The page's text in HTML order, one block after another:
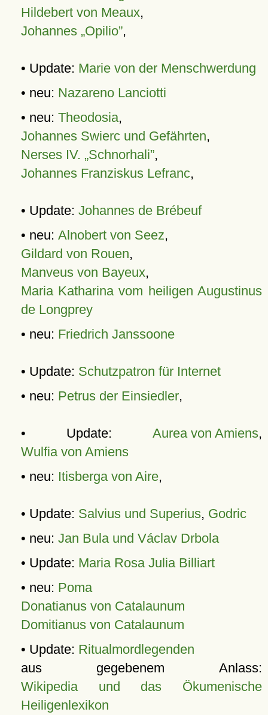
Hildebert von Meaux,
Johannes „Opilio”,
• Update: Marie von der Menschwerdung
• neu: Nazareno Lanciotti
• neu: Theodosia,
Johannes Swierc und Gefährten,
Nerses IV. „Schnorhali”,
Johannes Franziskus Lefranc,
• Update: Johannes de Brébeuf
• neu: Alnobert von Seez,
Gildard von Rouen,
Manveus von Bayeux,
Maria Katharina vom heiligen Augustinus
de Longprey
• neu: Friedrich Janssoone
• Update: Schutzpatron für Internet
• neu: Petrus der Einsiedler,
• Update: Aurea von Amiens,
Wulfia von Amiens
• neu: Itisberga von Aire,
• Update: Salvius und Superius, Godric
• neu: Jan Bula und Václav Drbola
• Update: Maria Rosa Julia Billiart
• neu: Poma
Donatianus von Catalaunum
Domitianus von Catalaunum
• Update: Ritualmordlegenden
aus gegebenem Anlass:
Wikipedia und das Ökumenische
Heiligenlexikon